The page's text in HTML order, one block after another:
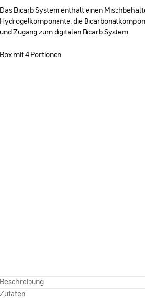
Das Bicarb System enthält einen
Hydrogelkomponente, die
und Zugang zum digitalen Bicarb System.
Box mit 4 Portionen.
Beschreibung
Zutaten